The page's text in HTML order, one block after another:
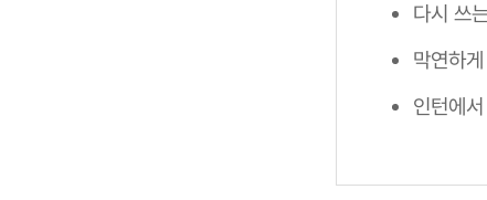
다시 쓰
막연하
인턴에